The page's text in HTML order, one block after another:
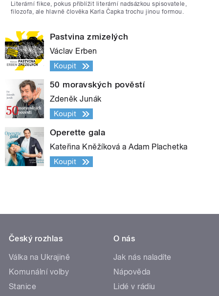
Literární fikce, pokus přiblížit literární nadsázkou spisovatele,
filozofa, ale hlavně člověka Karla Čapka trochu jinou formou.
Pastvina zmizelých
Václav Erben
Koupit
50 moravských pověstí
Zdeněk Junák
Koupit
Operette gala
Kateřina Kněžíková a Adam Plachetka
Koupit
Český rozhlas
Válka na Ukrajině
Komunální volby
Stanice
O nás
Jak nás naladíte
Nápověda
Lidé v rádiu